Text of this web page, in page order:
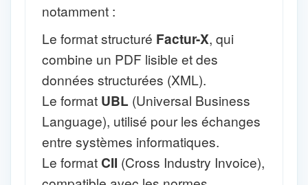
notamment :
Le format structuré Factur-X, qui
combine un PDF lisible et des
données structurées (XML).
Le format UBL (Universal Business
Language), utilisé pour les échanges
entre systèmes informatiques.
Le format CII (Cross Industry Invoice),